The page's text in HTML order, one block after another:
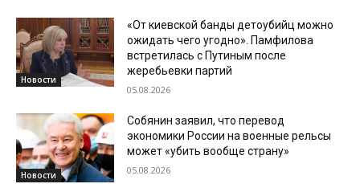
Новости
«От киевской банды детоубийц можно
ожидать чего угодно». Памфилова
встретилась с Путиным после
жеребьевки партий
05.08.2026
Новости
Собянин заявил, что перевод
экономики России на военные рельсы
может «убить вообще страну»
05.08.2026